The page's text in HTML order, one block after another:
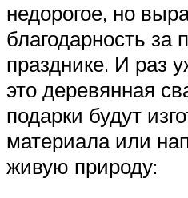
недорогое, но
благодарность за
празднике. И раз
это деревянная
подарки будут
материала или
живую природу: